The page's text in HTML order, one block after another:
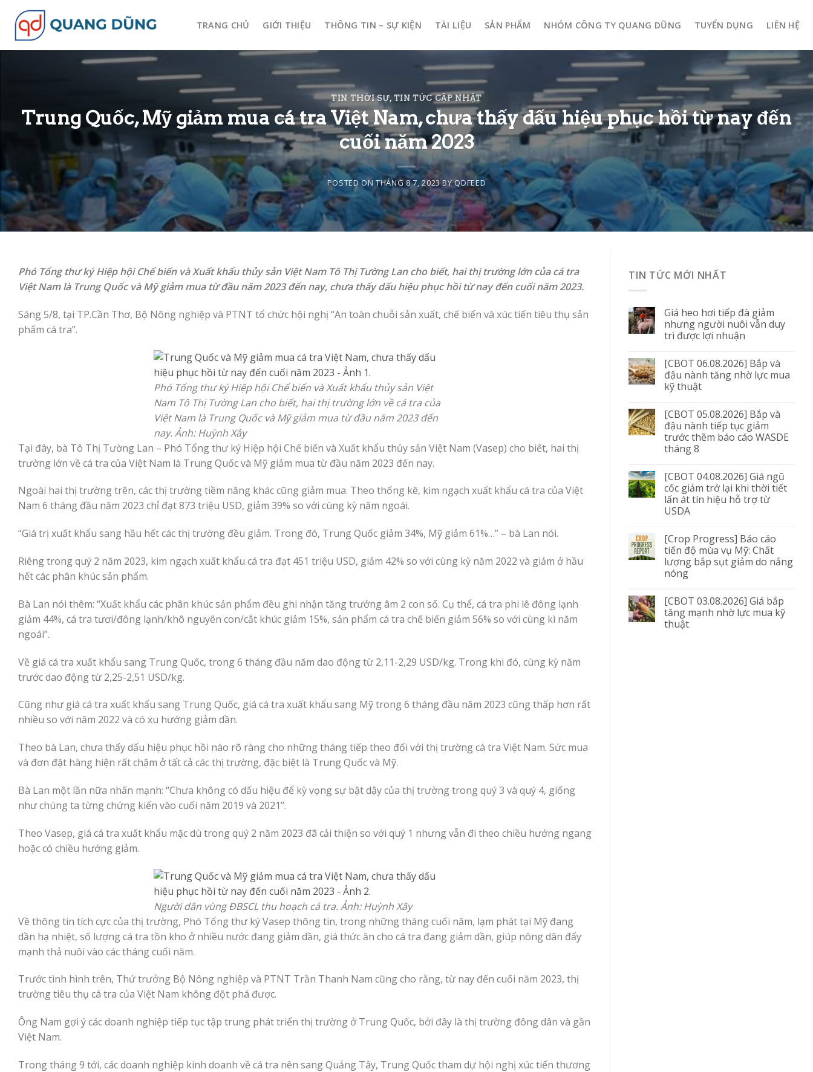
content
TRANG CHỦ GIỚI THIỆU THÔNG TIN – SỰ KIỆN TÀI LIỆU SẢN PHẨM NHÓM CÔNG TY QUANG DŨNG TUYỂN DỤNG LIÊN HỆ
TIN THỜI SỰ, TIN TỨC CẬP NHẬT
Trung Quốc, Mỹ giảm mua cá tra Việt Nam, chưa thấy dấu hiệu phục hồi từ nay đến
cuối năm 2023
POSTED ONTHÁNG 8 7, 2023BYQDFEED
Phó Tổng thư ký Hiệp hội Chế biến và Xuất khẩu thủy sản Việt Nam Tô Thị Tường Lan cho biết, hai thị trường lớn của cá tra
Việt Nam là Trung Quốc và Mỹ giảm mua từ đầu năm 2023 đến nay, chưa thấy dấu hiệu phục hồi từ nay đến cuối năm 2023.
Sáng 5/8, tại TP.Cần Thơ, Bộ Nông nghiệp và PTNT tổ chức hội nghị “An toàn chuỗi sản xuất, chế biến và xúc tiến tiêu thụ sản
phẩm cá tra”.
Phó Tổng thư ký Hiệp hội Chế biến và Xuất khẩu thủy sản Việt
Nam Tô Thị Tường Lan cho biết, hai thị trường lớn về cá tra của
Việt Nam là Trung Quốc và Mỹ giảm mua từ đầu năm 2023 đến
nay. Ảnh: Huỳnh Xây
Tại đây, bà Tô Thị Tường Lan – Phó Tổng thư ký Hiệp hội Chế biến và Xuất khẩu thủy sản Việt Nam (Vasep) cho biết, hai thị
trường lớn về cá tra của Việt Nam là Trung Quốc và Mỹ giảm mua từ đầu năm 2023 đến nay.
Ngoài hai thị trường trên, các thị trường tiềm năng khác cũng giảm mua. Theo thống kê, kim ngạch xuất khẩu cá tra của Việt
Nam 6 tháng đầu năm 2023 chỉ đạt 873 triệu USD, giảm 39% so với cùng kỳ năm ngoái.
“Giá trị xuất khẩu sang hầu hết các thị trường đều giảm. Trong đó, Trung Quốc giảm 34%, Mỹ giảm 61%…” – bà Lan nói.
Riêng trong quý 2 năm 2023, kim ngạch xuất khẩu cá tra đạt 451 triệu USD, giảm 42% so với cùng kỳ năm 2022 và giảm ở hầu
hết các phân khúc sản phẩm.
Bà Lan nói thêm: “Xuất khẩu các phân khúc sản phẩm đều ghi nhận tăng trưởng âm 2 con số. Cụ thể, cá tra phi lê đông lạnh
giảm 44%, cá tra tươi/đông lạnh/khô nguyên con/cắt khúc giảm 15%, sản phẩm cá tra chế biến giảm 56% so với cùng kì năm
ngoái”.
Về giá cá tra xuất khẩu sang Trung Quốc, trong 6 tháng đầu năm dao động từ 2,11-2,29 USD/kg. Trong khi đó, cùng kỳ năm
trước dao động từ 2,25-2,51 USD/kg.
Cũng như giá cá tra xuất khẩu sang Trung Quốc, giá cá tra xuất khẩu sang Mỹ trong 6 tháng đầu năm 2023 cũng thấp hơn rất
nhiều so với năm 2022 và có xu hướng giảm dần.
Theo bà Lan, chưa thấy dấu hiệu phục hồi nào rõ ràng cho những tháng tiếp theo đối với thị trường cá tra Việt Nam. Sức mua
và đơn đặt hàng hiện rất chậm ở tất cả các thị trường, đặc biệt là Trung Quốc và Mỹ.
Bà Lan một lần nữa nhấn mạnh: “Chưa không có dấu hiệu để kỳ vọng sự bật dậy của thị trường trong quý 3 và quý 4, giống
như chúng ta từng chứng kiến vào cuối năm 2019 và 2021”.
Theo Vasep, giá cá tra xuất khẩu mặc dù trong quý 2 năm 2023 đã cải thiện so với quý 1 nhưng vẫn đi theo chiều hướng ngang
hoặc có chiều hướng giảm.
Người dân vùng ĐBSCL thu hoạch cá tra. Ảnh: Huỳnh Xây
Về thông tin tích cực của thị trường, Phó Tổng thư ký Vasep thông tin, trong những tháng cuối năm, lạm phát tại Mỹ đang
dần hạ nhiệt, số lượng cá tra tồn kho ở nhiều nước đang giảm dần, giá thức ăn cho cá tra đang giảm dần, giúp nông dân đẩy
mạnh thả nuôi vào các tháng cuối năm.
Trước tình hình trên, Thứ trưởng Bộ Nông nghiệp và PTNT Trần Thanh Nam cũng cho rằng, từ nay đến cuối năm 2023, thị
trường tiêu thụ cá tra của Việt Nam không đột phá được.
Ông Nam gợi ý các doanh nghiệp tiếp tục tập trung phát triển thị trường ở Trung Quốc, bởi đây là thị trường đông dân và gần
Việt Nam.
Trong tháng 9 tới, các doanh nghiệp kinh doanh về cá tra nên sang Quảng Tây, Trung Quốc tham dự hội nghị xúc tiến thương
TIN TỨC MỚI NHẤT
Giá heo hơi tiếp đà giảm
nhưng người nuôi vẫn duy
trì được lợi nhuận
[CBOT 06.08.2026] Bắp và
đậu nành tăng nhờ lực mua
kỹ thuật
[CBOT 05.08.2026] Bắp và
đậu nành tiếp tục giảm
trước thềm báo cáo WASDE
tháng 8
[CBOT 04.08.2026] Giá ngũ
cốc giảm trở lại khi thời tiết
lấn át tín hiệu hỗ trợ từ
USDA
[Crop Progress] Báo cáo
tiến độ mùa vụ Mỹ: Chất
lượng bắp sụt giảm do nắng
nóng
[CBOT 03.08.2026] Giá bắp
tăng mạnh nhờ lực mua kỹ
thuật